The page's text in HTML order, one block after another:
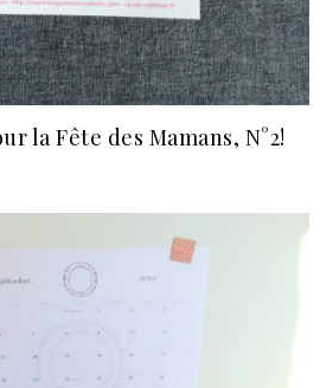
la Fête des Mamans, N°2!